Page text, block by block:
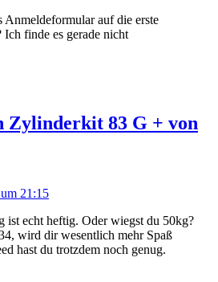
Anmeldeformular auf die erste
Ich finde es gerade nicht
Zylinderkit 83 G + von
21:15
ist echt heftig. Oder wiegst du 50kg?
wird dir wesentlich mehr Spaß
hast du trotzdem noch genug.